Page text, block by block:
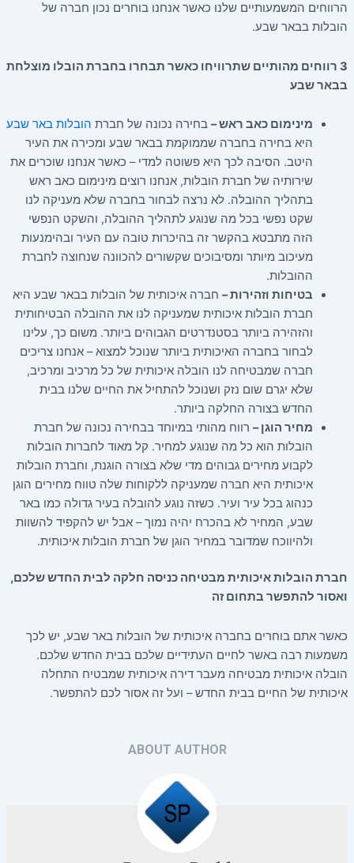
הרווחים המשמעותיים שלנו כאשר אנחנו בוחרים נכון חברה של
הובלות בבאר שבע.
3 רווחים מהותיים שתרוויחו כאשר תבחרו בחברת הובלו מוצלחת
בבאר שבע
מינימום כאב ראש –בחירה נכונה של חברת הובלות באר שבע
היא בחירה בחברה שממוקמת בבאר שבע ומכירה את העיר
היטב. הסיבה לכך היא פשוטה למדי – כאשר אנחנו שוכרים את
שירותיה של חברת הובלות, אנחנו רוצים מינימום כאב ראש
בתהליך ההובלה. לא נרצה לבחור בחברה שלא מעניקה לנו
שקט נפשי בכל מה שנוגע לתהליך ההובלה, והשקט הנפשי
הזה מתבטא בהקשר זה בהיכרות טובה עם העיר ובהימנעות
מעיכוב מיותר ומסיבוכים שקשורים להכוונה שנחוצה לחברת
ההובלות.
בטיחות וזהירות –חברה איכותית של הובלות בבאר שבע היא
חברת הובלות איכותית שמעניקה לנו את ההובלה הבטיחותית
והזהירה ביותר בסטנדרטים הגבוהים ביותר. משום כך, עלינו
לבחור בחברה האיכותית ביותר שנוכל למצוא – אנחנו צריכים
חברה שמבטיחה לנו הובלה איכותית של כל מרכיב ומרכיב,
שלא יגרם שום נזק ושנוכל להתחיל את החיים שלנו בבית
החדש בצורה החלקה ביותר.
מחיר הוגן –רווח מהותי במיוחד בבחירה נכונה של חברת
הובלות הוא כל מה שנוגע למחיר. קל מאוד לחברות הובלות
לקבוע מחירים גבוהים מדי שלא בצורה הוגנת, וחברת הובלות
איכותית היא חברה שמעניקה ללקוחות שלה טווח מחירים הוגן
כנהוג בכל עיר ועיר. כשזה נוגע להובלה בעיר גדולה כמו באר
שבע, המחיר לא בהכרח יהיה נמוך – אבל יש להקפיד להשוות
ולהיווכח שמדובר במחיר הוגן של חברת הובלות איכותית.
חברת הובלות איכותית מבטיחה כניסה חלקה לבית החדש שלכם,
ואסור להתפשר בתחום זה
כאשר אתם בוחרים בחברה איכותית של הובלות באר שבע, יש לכך
משמעות רבה באשר לחיים העתידיים שלכם בבית החדש שלכם.
הובלה איכותית מבטיחה מעבר דירה איכותית שמבטיח התחלה
איכותית של החיים בבית החדש – ועל זה אסור לכם להתפשר.
ABOUT AUTHOR